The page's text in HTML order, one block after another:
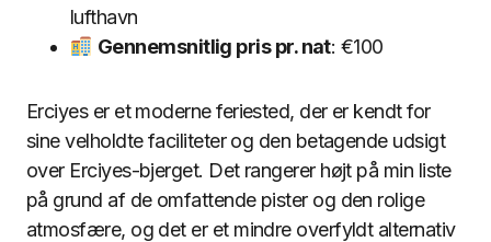
lufthavn
Gennemsnitlig pris pr. nat: €100
Erciyes er et moderne feriested, der er kendt for
sine velholdte faciliteter og den betagende udsigt
over Erciyes-bjerget. Det rangerer højt på min liste
på grund af de omfattende pister og den rolige
atmosfære, og det er et mindre overfyldt alternativ